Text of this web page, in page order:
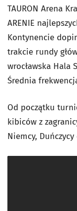
TAURON Arena
ARENIE
Kontynencie
trakcie rundy
wrocławska Hala
Średnia
Od początku
kibiców z
Niemcy,